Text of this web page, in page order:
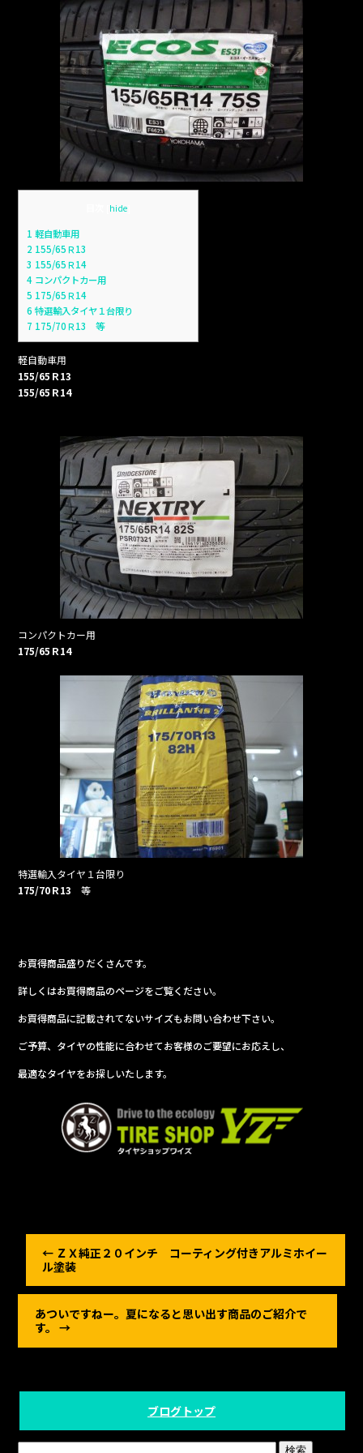
hide
1 軽自動車用
2 155/65Ｒ13
3 155/65Ｒ14
4 コンパクトカー用
5 175/65Ｒ14
6 特選輸入タイヤ１台限り
7 175/70Ｒ13 等
軽自動車用
155/65Ｒ13
155/65Ｒ14
コンパクトカー用
175/65Ｒ14
特選輸入タイヤ１台限り
175/70Ｒ13等
お買得商品盛りだくさんです。
詳しくはお買得商品のページをご覧ください。
お買得商品に記載されてないサイズもお問い合わせ下さい。
ご予算、タイヤの性能に合わせてお客様のご要望にお応えし、
最適なタイヤをお探しいたします。
← ＺＸ純正２０インチ コーティング付きアルミホイー
ル塗装
あついですねー。夏になると思い出す商品のご紹介で
す。→
ブログトップ